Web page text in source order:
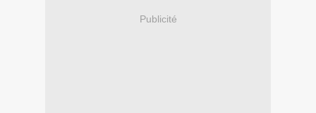
Publicité